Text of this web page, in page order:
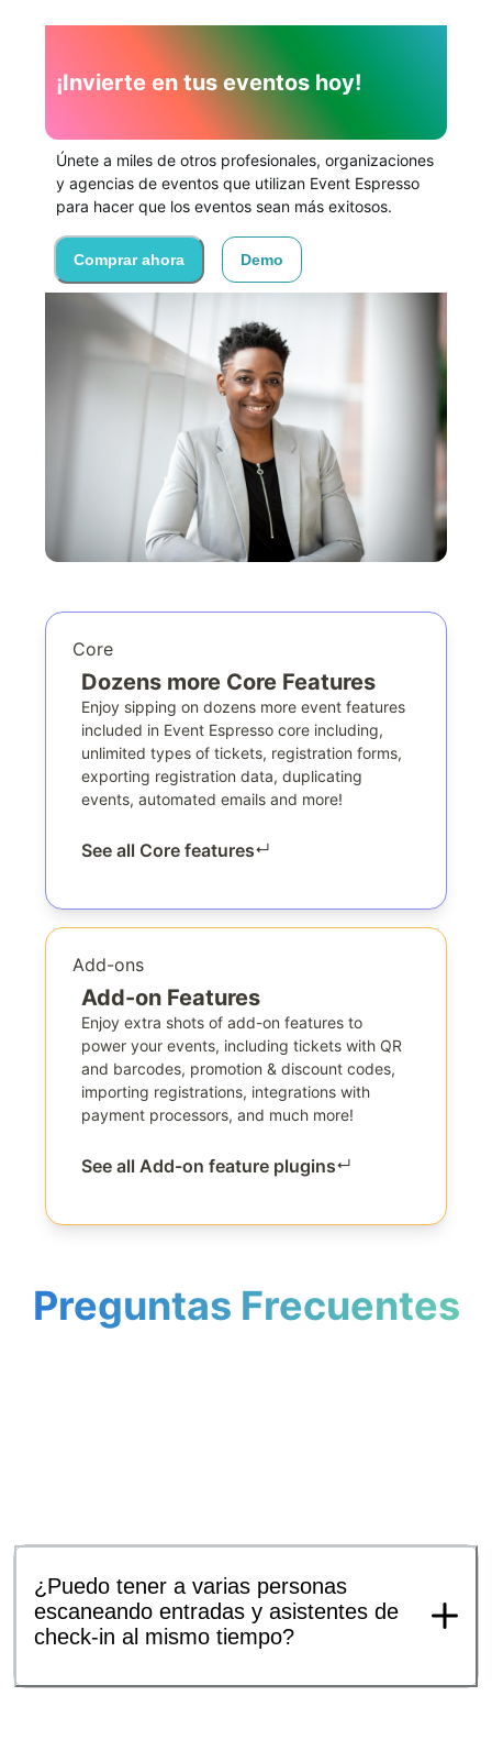
¡Invierte en tus eventos hoy!
Únete a miles de otros profesionales, organizaciones
y agencias de eventos que utilizan Event Espresso
para hacer que los eventos sean más exitosos.
Comprar ahora Demo
Core
Dozens more Core Features
Enjoy sipping on dozens more event features
included in Event Espresso core including,
unlimited types of tickets, registration forms,
exporting registration data, duplicating
events, automated emails and more!
See all Core features↵
Add-ons
Add-on Features
Enjoy extra shots of add-on features to
power your events, including tickets with QR
and barcodes, promotion & discount codes,
importing registrations, integrations with
payment processors, and much more!
See all Add-on feature plugins↵
Preguntas Frecuentes
¿Puedo tener a varias personas
escaneando entradas y asistentes de
check-in al mismo tiempo?